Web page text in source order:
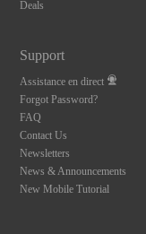
Deals
Support
Assistance en direct
Forgot Password?
FAQ
Contact Us
Newsletters
News & Announcements
New Mobile Tutorial